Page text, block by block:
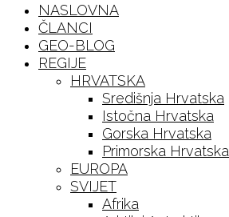
NASLOVNA
ČLANCI
GEO-BLOG
REGIJE
HRVATSKA
Središnja Hrvatska
Istočna Hrvatska
Gorska Hrvatska
Primorska Hrvatska
EUROPA
SVIJET
Afrika